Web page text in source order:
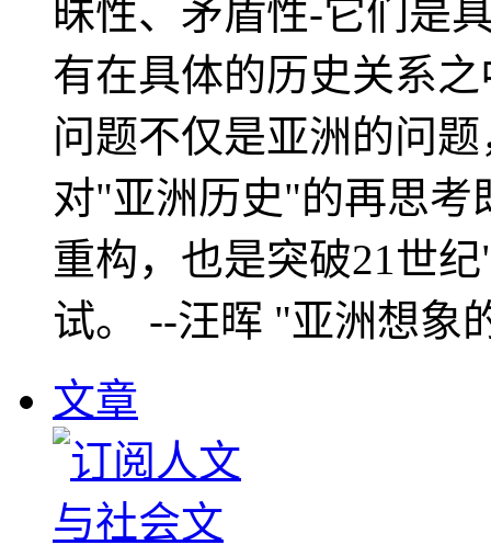
昧性、矛盾性-它们是
有在具体的历史关系
问题不仅是亚洲的问
对"亚洲历史"的再思考
重构，也是突破21世
试。 --汪晖 "亚洲想象
文章